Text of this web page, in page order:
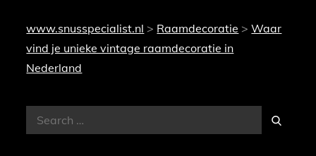
www.snusspecialist.nl > Raamdecoratie >Waar
vind je unieke vintage raamdecoratie in
Nederland
Search
for:
Search